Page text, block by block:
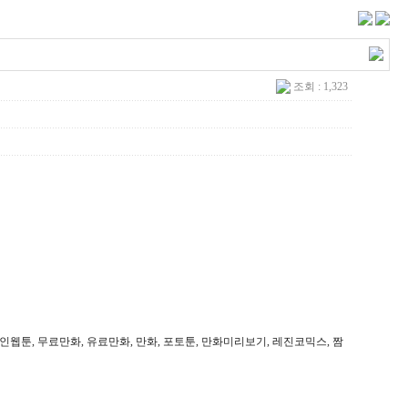
조회 : 1,323
툰, 무료만화, 유료만화, 만화, 포토툰, 만화미리보기, 레진코믹스, 짬